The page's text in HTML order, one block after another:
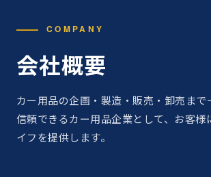
COMPANY
会社概要
カー用品の企画・製造・販売・卸売まで
信頼できるカー用品企業として、お客様
イフを提供します。